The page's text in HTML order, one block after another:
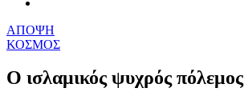
ΑΠΟΨΗ
ΚΟΣΜΟΣ
Ο ισλαμικός ψυχρός πόλεμος